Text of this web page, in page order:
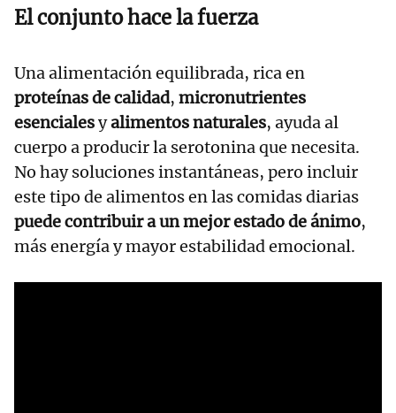
El conjunto hace la fuerza
Una alimentación equilibrada, rica en
proteínas de calidad, micronutrientes
esencialesyalimentos naturales, ayuda al
cuerpo a producir la serotonina que necesita.
No hay soluciones instantáneas, pero incluir
este tipo de alimentos en las comidas diarias
puede contribuir a un mejor estado de ánimo,
más energía y mayor estabilidad emocional.